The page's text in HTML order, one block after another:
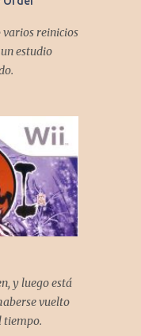
reinicios
estudio
y luego está
vuelto
tiempo.